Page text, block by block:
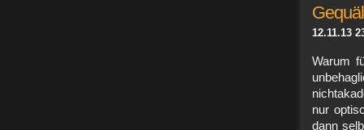
12.11.13
Warum
nur
dann